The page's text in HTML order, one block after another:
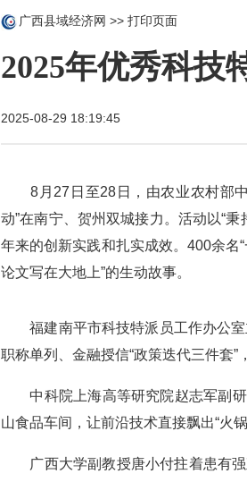
广西县域经济网 >> 打印页面
2025年优秀科技
2025-08-29 18:19:45
8月27日至28日，由农业农村部中
动”在南宁、贺州双城接力。活动以“
年来的创新实践和扎实成效。400余名
论文写在大地上”的生动故事。
福建南平市科技特派员工作办公室主
职称单列、金融授信“政策迭代三件套”
中科院上海高等研究院赵志军副研
山食品车间，让前沿技术直接飘出“火锅
广西大学副教授唐小付拄着患有强